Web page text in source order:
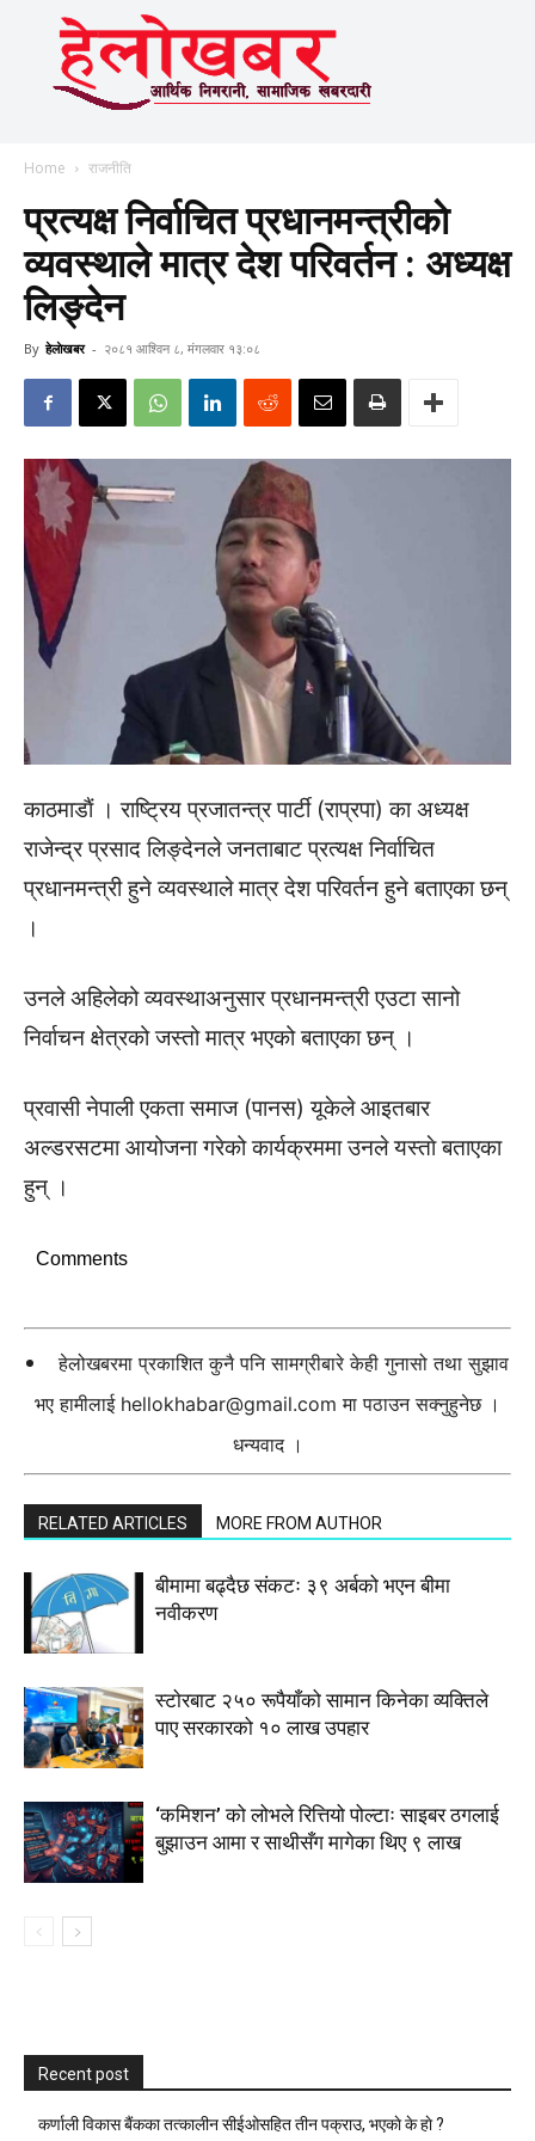
Home राजनीति
प्रत्यक्ष निर्वाचित प्रधानमन्त्रीकाे
व्यवस्थाले मात्र देश परिवर्तन : अध्यक्ष
लिङ्देन
By हेलाेखबर - २०८१ आश्विन ८, मंगलवार १३:०८
काठमाडाैं । राष्ट्रिय प्रजातन्त्र पार्टी (राप्रपा) का अध्यक्ष
राजेन्द्र प्रसाद लिङ्देनले जनताबाट प्रत्यक्ष निर्वाचित
प्रधानमन्त्री हुने व्यवस्थाले मात्र देश परिवर्तन हुने बताएका छन्
।
उनले अहिलेको व्यवस्थाअनुसार प्रधानमन्त्री एउटा सानो
निर्वाचन क्षेत्रको जस्तो मात्र भएको बताएका छन् ।
प्रवासी नेपाली एकता समाज (पानस) यूकेले आइतबार
अल्डरसटमा आयोजना गरेको कार्यक्रममा उनले यस्ताे बताएका
हुन् ।
Comments
हेलोखबरमा प्रकाशित कुनै पनि सामग्रीबारे केही गुनासो तथा सुझाव
भए हामीलाई hellokhabar@gmail.com मा पठाउन सक्नुहुनेछ ।
धन्यवाद ।
RELATED ARTICLES MORE FROM AUTHOR
बीमामा बढ्दैछ संकटः ३९ अर्बको भएन बीमा
नवीकरण
स्टाेरबाट २५० रूपैयाँको सामान किनेका व्यक्तिले
पाए सरकारको १० लाख उपहार
‘कमिशन’ को लोभले रित्तियो पोल्टाः साइबर ठगलाई
बुझाउन आमा र साथीसँग मागेका थिए ९ लाख
Recent post
कर्णाली विकास बैंकका तत्कालीन सीईओसहित तीन पक्राउ, भएकाे के हाे ?